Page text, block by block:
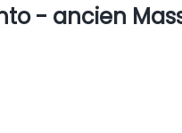
- ancien